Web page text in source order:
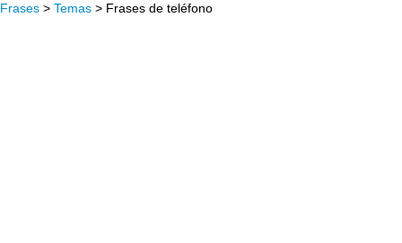
Frases > Temas > Frases de teléfono